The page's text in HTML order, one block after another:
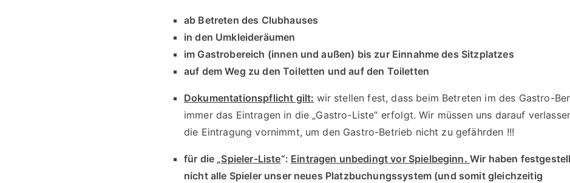
ab Betreten des Clubhauses
in den Umkleideräumen
im Gastrobereich (innen und außen) bis zur Einnahme des Sitzplatzes
auf dem Weg zu den Toiletten und auf den Toiletten
Dokumentationspflicht gilt: wir stellen fest, dass beim Betreten im des Gastro-
immer das Eintragen in die „Gastro-Liste“ erfolgt. Wir müssen uns darauf
die Eintragung vornimmt, um den Gastro-Betrieb nicht zu gefährden !!!
für die „Spieler-Liste“: Eintragen unbedingt vor Spielbeginn. Wir haben
nicht alle Spieler unser neues Platzbuchungssystem (und somit gleichzeitig